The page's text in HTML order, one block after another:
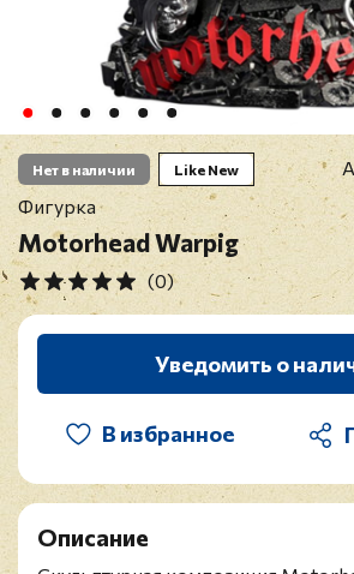
Нет в наличии Like New
Фигурка
Motorhead Warpig
(0)
Уведомить о
В избранное
Описание